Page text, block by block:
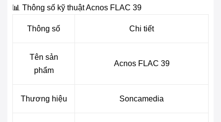
📊 Thông số kỹ thuật Acnos FLAC 39
Thông số Chi tiết
Tên sản
phẩm
Acnos FLAC 39
Thương hiệu Soncamedia